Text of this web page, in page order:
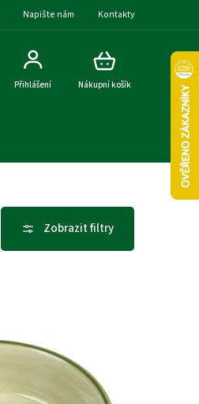
Napište nám Kontakty
Nákupní košík
Přihlášení